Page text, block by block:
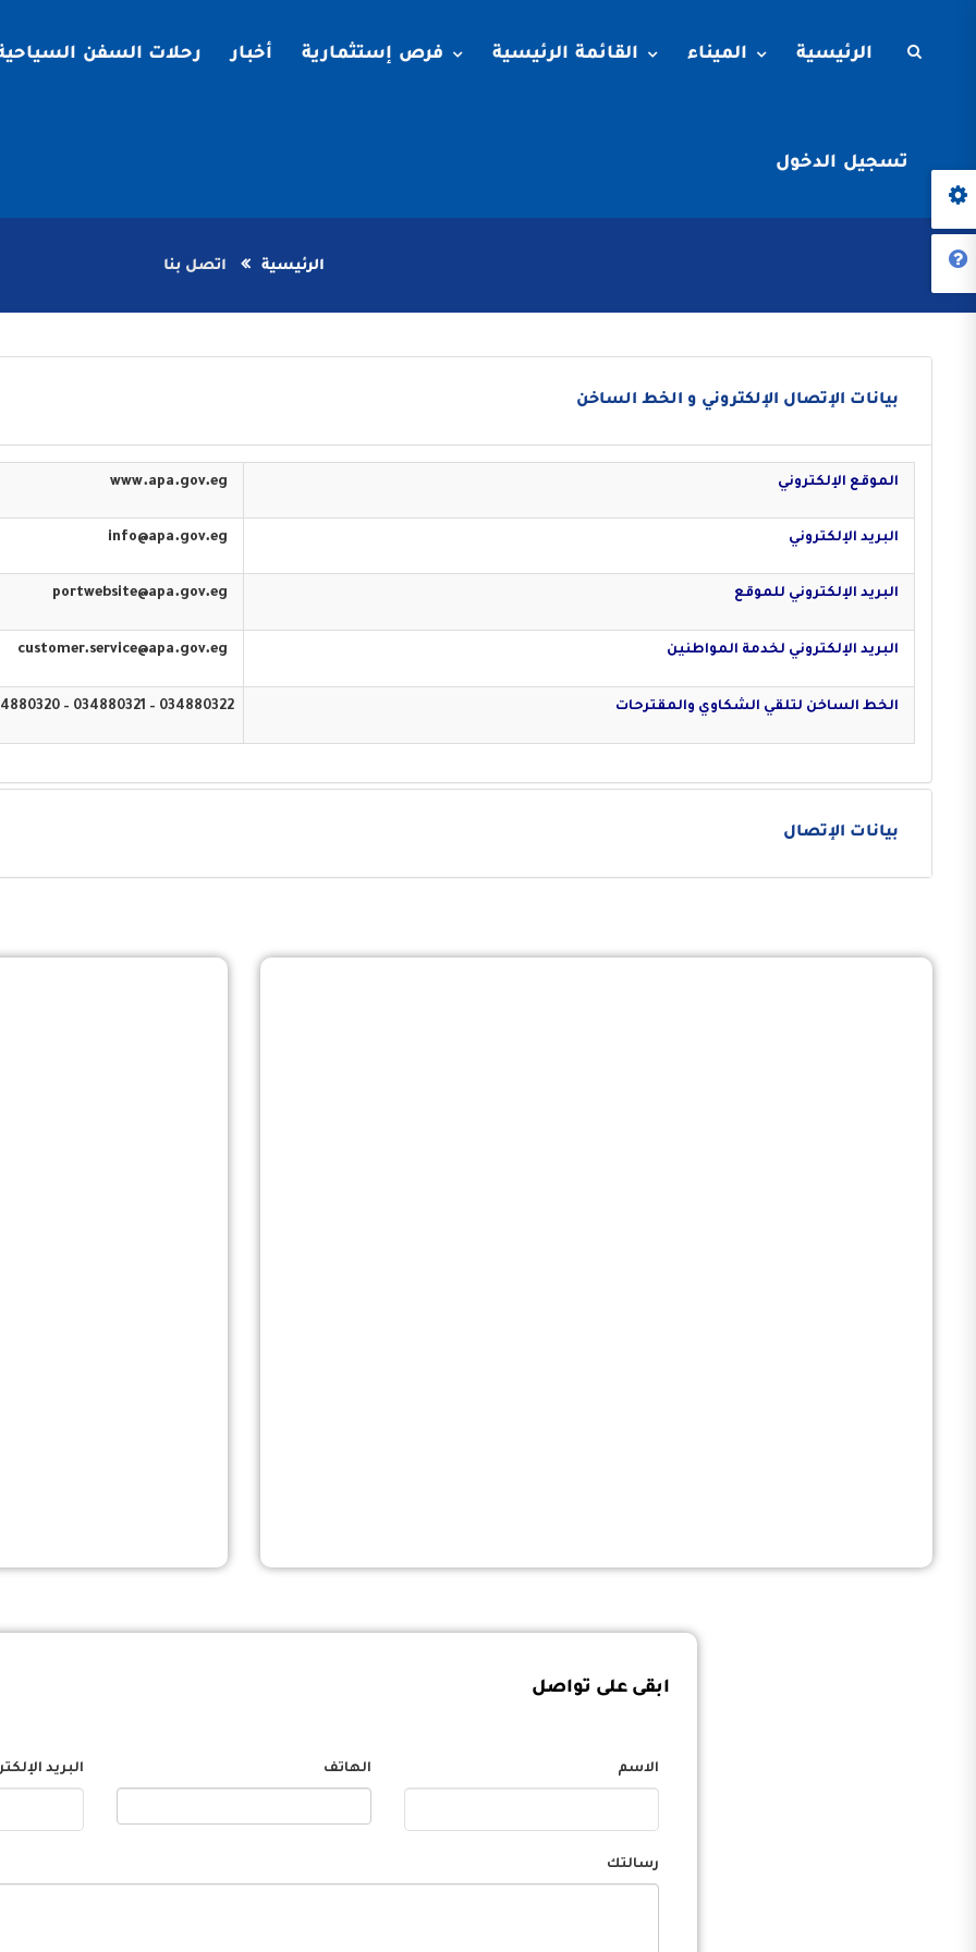
الرئيسية الميناء القائمة الرئيسية فرص إستثمارية أخبار رحلات السفن
تسجيل الدخول
الرئيسية اتصل بنا
بيانات الإتصال الإلكتروني و الخط الساخن
الموقع الإلكتروني
البريد الإلكتروني
البريد الإلكتروني للموقع
البريد الإلكتروني لخدمة المواطنين
الخط الساخن لتلقي الشكاوي والمقترحات 034880322 – 034880321 – 034880320 – 16583
بيانات الإتصال
ابقى على تواصل
الاسم الهاتف البريد
رسالتك